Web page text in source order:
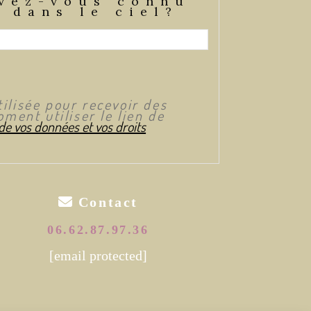
dans le ciel?
pour recevoir des
utiliser le lien de
vos données et vos droits
 Contact
06.62.87.97.36
[email protected]